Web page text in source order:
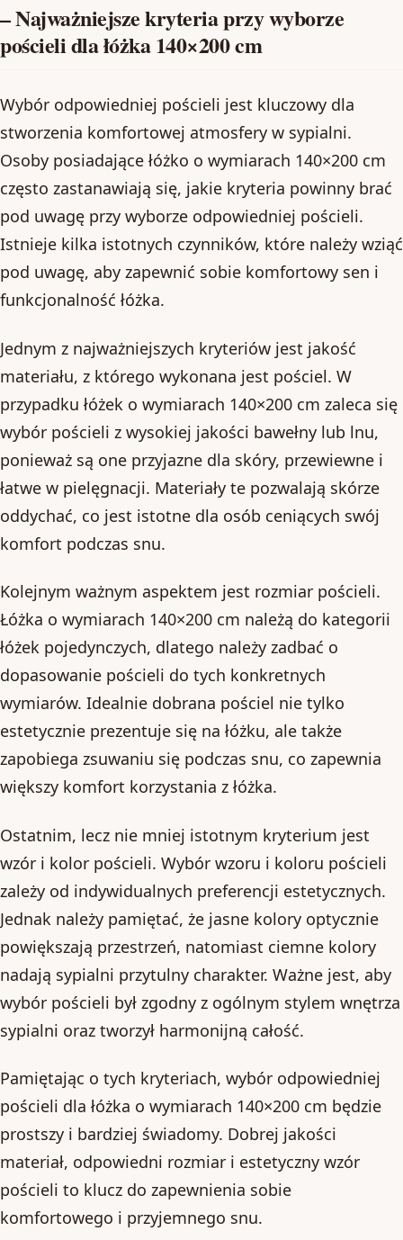
– Najważniejsze kryteria przy wyborze
pościeli dla łóżka 140×200 cm
Wybór odpowiedniej pościeli jest kluczowy dla
stworzenia komfortowej atmosfery w sypialni.
Osoby posiadające łóżko o wymiarach 140×200 cm
często zastanawiają się, jakie kryteria powinny brać
pod uwagę przy wyborze odpowiedniej pościeli.
Istnieje kilka istotnych czynników, które należy wziąć
pod uwagę, aby zapewnić sobie komfortowy sen i
funkcjonalność łóżka.
Jednym z najważniejszych kryteriów jest jakość
materiału, z którego wykonana jest pościel. W
przypadku łóżek o wymiarach 140×200 cm zaleca się
wybór pościeli z wysokiej jakości bawełny lub lnu,
ponieważ są one przyjazne dla skóry, przewiewne i
łatwe w pielęgnacji. Materiały te pozwalają skórze
oddychać, co jest istotne dla osób ceniących swój
komfort podczas snu.
Kolejnym ważnym aspektem jest rozmiar pościeli.
Łóżka o wymiarach 140×200 cm należą do kategorii
łóżek pojedynczych, dlatego należy zadbać o
dopasowanie pościeli do tych konkretnych
wymiarów. Idealnie dobrana pościel nie tylko
estetycznie prezentuje się na łóżku, ale także
zapobiega zsuwaniu się podczas snu, co zapewnia
większy komfort korzystania z łóżka.
Ostatnim, lecz nie mniej istotnym kryterium jest
wzór i kolor pościeli. Wybór wzoru i koloru pościeli
zależy od indywidualnych preferencji estetycznych.
Jednak należy pamiętać, że jasne kolory optycznie
powiększają przestrzeń, natomiast ciemne kolory
nadają sypialni przytulny charakter. Ważne jest, aby
wybór pościeli był zgodny z ogólnym stylem wnętrza
sypialni oraz tworzył harmonijną całość.
Pamiętając o tych kryteriach, wybór odpowiedniej
pościeli dla łóżka o wymiarach 140×200 cm będzie
prostszy i bardziej świadomy. Dobrej jakości
materiał, odpowiedni rozmiar i estetyczny wzór
pościeli to klucz do zapewnienia sobie
komfortowego i przyjemnego snu.